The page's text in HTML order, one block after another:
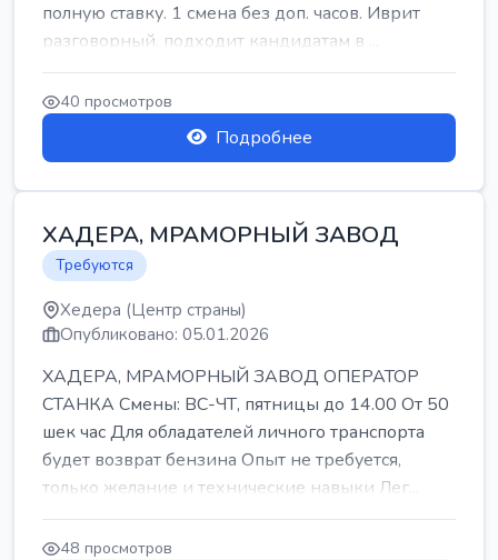
полную ставку. 1 смена без доп. часов. Иврит
разговорный. подходит кандидатам в ...
40 просмотров
Подробнее
ХАДЕРА, МРАМОРНЫЙ ЗАВОД
Требуются
Хедера (Центр страны)
Опубликовано: 05.01.2026
ХАДЕРА, МРАМОРНЫЙ ЗАВОД ОПЕРАТОР
СТАНКА Смены: ВС-ЧТ, пятницы до 14.00 От 50
шек час Для обладателей личного транспорта
будет возврат бензина Опыт не требуется,
только желание и технические навыки Лег...
48 просмотров